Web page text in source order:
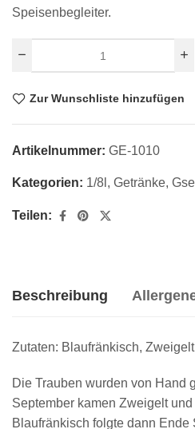
Speisenbegleiter.
Zur Wunschliste hinzufügen
Artikelnummer: GE-1010
Kategorien: 1/8l , Getränke,
Teilen:
Beschreibung
Zutaten: Blaufränkisch,
Die Trauben wurden von Hand
September kamen Zweigelt
Blaufränkisch folgte dann Ende